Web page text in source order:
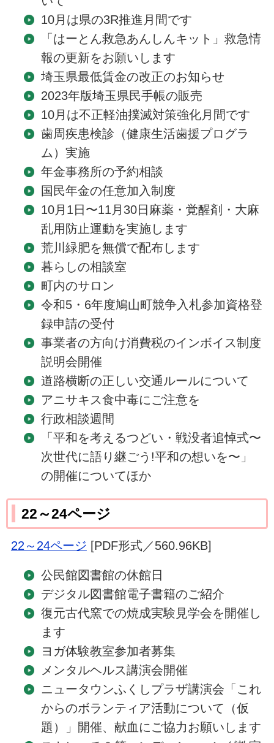
10月は県の3R推進月間です
「はーとん救急あんしんキット」救急情
報の更新をお願いします
埼玉県最低賃金の改正のお知らせ
2023年版埼玉県民手帳の販売
10月は不正軽油撲滅対策強化月間です
歯周疾患検診（健康生活歯援プログラ
ム）実施
年金事務所の予約相談
国民年金の任意加入制度
10月1日〜11月30日麻薬・覚醒剤・大麻
乱用防止運動を実施します
荒川緑肥を無償で配布します
暮らしの相談室
町内のサロン
令和5・6年度鳩山町競争入札参加資格登
録申請の受付
事業者の方向け消費税のインボイス制度
説明会開催
道路横断の正しい交通ルールについて
アニサキス食中毒にご注意を
行政相談週間
「平和を考えるつどい・戦没者追悼式〜
次世代に語り継ごう!平和の想いを〜」
の開催についてほか
22～24ページ
22～24ページ [PDF形式／560.96KB]
公民館図書館の休館日
デジタル図書館電子書籍のご紹介
復元古代窯での焼成実験見学会を開催し
ます
ヨガ体験教室参加者募集
メンタルヘルス講演会開催
ニュータウンふくしプラザ講演会「これ
からのボランティア活動について（仮
題）」開催、献血にご協力お願いします